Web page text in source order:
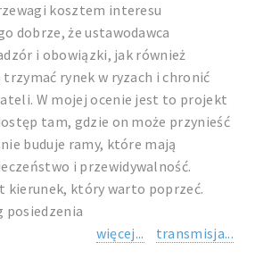
kosztem interesu
dobrze, że ustawodawca
i obowiązki, jak również
rynek w ryzach i chronić
W mojej ocenie jest to projekt
tam, gdzie on może przynieść
buduje ramy, które mają
i przewidywalność.
kierunek, który warto poprzeć.
posiedzenia
więcej...
transmisja...